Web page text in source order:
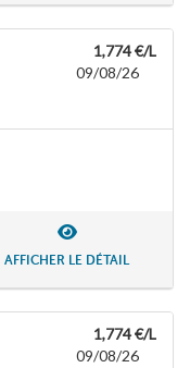
1,774 €/L
09/08/26
AFFICHER LE DÉTAIL
1,774 €/L
09/08/26